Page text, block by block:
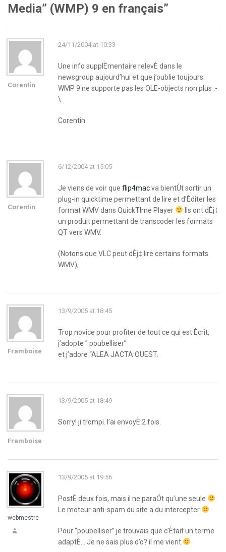
Media” (WMP) 9 en français”
Corentin
24/11/2004 at 10:33
Une info supplÈmentaire relevÈ dans le
newsgroup aujourd’hui et que j’oublie toujours:
WMP 9 ne supporte pas les OLE-objects non plus :-
\
Corentin
Corentin
6/12/2004 at 15:05
Je viens de voir que flip4macva bientÙt sortir un
plug-in quicktime permettant de lire et d’Èditer les
format WMV dans QuickTIme Player
Ils ont dÈj‡
un produit permettant de transcoder les formats
QT vers WMV.
(Notons que VLC peut dÈj‡ lire certains formats
WMV),
Framboise
13/9/2005 at 18:45
Trop novice pour profiter de tout ce qui est Ècrit,
j’adopte ” poubelliser”
et j’adore “ALEA JACTA OUEST.
Framboise
13/9/2005 at 18:49
Sorry! ji trompi. l’ai envoyÈ 2 fois.
webmestre
13/9/2005 at 19:56
PostÈ deux fois, mais il ne paraÓt qu’une seule
Le moteur anti-spam du site a du intercepter
Pour “poubelliser” je trouvais que c’Ètait un terme
adaptÈ… Je ne sais plus d’o? il me vient